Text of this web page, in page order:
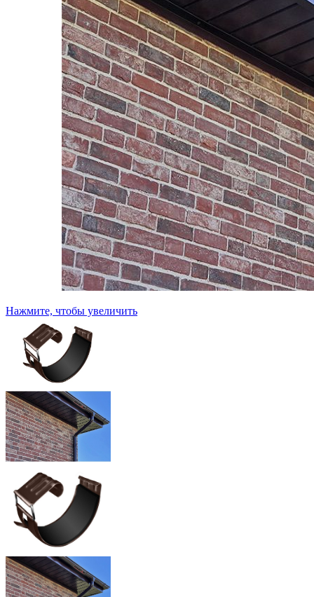
Нажмите, чтобы увеличить